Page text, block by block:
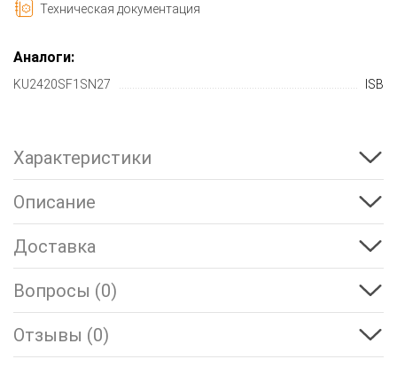
Техническая документация
Аналоги:
KU2420SF1SN27 ISB
Характеристики
Описание
Доставка
Вопросы (0)
Отзывы (0)